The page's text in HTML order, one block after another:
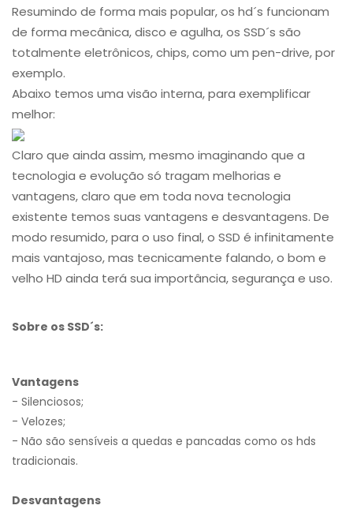
Resumindo de forma mais popular, os hd´s funcionam
de forma mecânica, disco e agulha, os SSD´s são
totalmente eletrônicos, chips, como um pen-drive, por
exemplo.
Abaixo temos uma visão interna, para exemplificar
melhor:
Claro que ainda assim, mesmo imaginando que a
tecnologia e evolução só tragam melhorias e
vantagens, claro que em toda nova tecnologia
existente temos suas vantagens e desvantagens. De
modo resumido, para o uso final, o SSD é infinitamente
mais vantajoso, mas tecnicamente falando, o bom e
velho HD ainda terá sua importância, segurança e uso.
Sobre os SSD´s:
Vantagens
- Silenciosos;
- Velozes;
- Não são sensíveis a quedas e pancadas como os hds
tradicionais.
Desvantagens